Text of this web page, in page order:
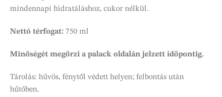
mindennapi hidratáláshoz, cukor nélkül.
Nettó térfogat: 750 ml
Minőségét megőrzi a palack oldalán jelzett időpontig.
Tárolás: hűvös, fénytől védett helyen; felbontás után
hűtőben.